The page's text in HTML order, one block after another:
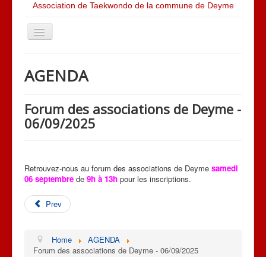
Association de Taekwondo de la commune de Deyme
Toggle
PRESENTATION
ALBUM PHOTOS
AGENDA
AGENDA
Forum des associations de Deyme -
06/09/2025
Retrouvez-nous au forum des associations de Deyme samedi
06 septembre de 9h à 13h pour les inscriptions.
Prev
Home
AGENDA
Forum des associations de Deyme - 06/09/2025